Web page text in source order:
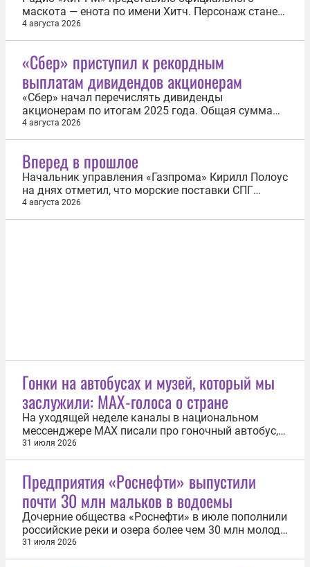
маскота — енота по имени Хитч. Персонаж станет
цифровым лицом радиостанции, будет
взаимодействовать с аудиторией и участвовать в
программный директор Роман Кухлевский,
которого слушатели знают по фирменным
джинглам и...
4 августа 2026
«Сбер» приступил к рекордным
выплатам дивидендов акционерам
«Сбер» начал перечислять дивиденды
акционерам по итогам 2025 года. Общая сумма
выплат, утвержденная годовым общим
собранием, составила рекордные 850,2 млрд
привилегированную акцию. Половину из этой
суммы получит государство как основной
акционер...
4 августа 2026
Вперед в прошлое
Начальник управления «Газпрома» Кирилл Полоус
на днях отметил, что морские поставки СПГ
начали уступать трубопроводным маршрутам в
надежности, что напрямую сказывается на ценах.
4 августа 2026
Гонки на автобусах и музей, который мы
заслужили: MAX-голоса о стране
На уходящей неделе каналы в национальном
мессенджере MAX писали про гоночный автобус,
продажу домика для лесных гномов и многое
другое. Самое интересное — в нашей подборке.
статистику представило «Агентство Москва»:
наиболее популярные у безбилетников...
31 июля 2026
Предприятия «Роснефти» выпустили
почти 30 млн мальков в водоемы
Дочерние общества «Роснефти» в июле пополнили
российские реки и озера более чем 30 млн молоди
рыб, включая виды, занесенные в Красную книгу
России. К акциям присоединились сотрудники
31 июля 2026